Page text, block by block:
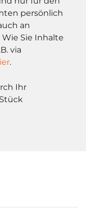
persönlich
an
Sie Inhalte
via
.
Ihr